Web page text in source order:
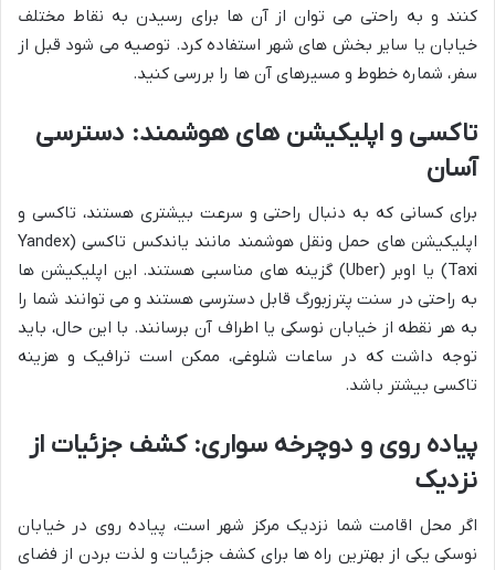
کنند و به راحتی می توان از آن ها برای رسیدن به نقاط مختلف
خیابان یا سایر بخش های شهر استفاده کرد. توصیه می شود قبل از
سفر، شماره خطوط و مسیرهای آن ها را بررسی کنید.
تاکسی و اپلیکیشن های هوشمند: دسترسی
آسان
برای کسانی که به دنبال راحتی و سرعت بیشتری هستند، تاکسی و
اپلیکیشن های حمل ونقل هوشمند مانند یاندکس تاکسی (Yandex
Taxi) یا اوبر (Uber) گزینه های مناسبی هستند. این اپلیکیشن ها
به راحتی در سنت پترزبورگ قابل دسترسی هستند و می توانند شما را
به هر نقطه از خیابان نوسکی یا اطراف آن برسانند. با این حال، باید
توجه داشت که در ساعات شلوغی، ممکن است ترافیک و هزینه
تاکسی بیشتر باشد.
پیاده روی و دوچرخه سواری: کشف جزئیات از
نزدیک
اگر محل اقامت شما نزدیک مرکز شهر است، پیاده روی در خیابان
نوسکی یکی از بهترین راه ها برای کشف جزئیات و لذت بردن از فضای